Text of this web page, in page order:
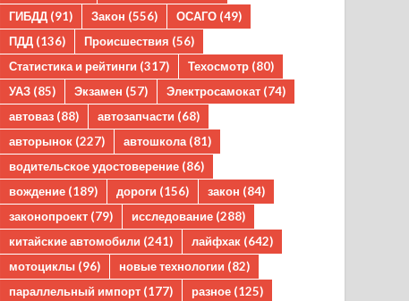
ГИБДД (91) Закон (556) ОСАГО (49)
ПДД (136) Происшествия (56)
Статистика и рейтинги (317) Техосмотр (80)
УАЗ (85) Экзамен (57) Электросамокат (74)
автоваз (88) автозапчасти (68)
авторынок (227) автошкола (81)
водительское удостоверение (86)
вождение (189) дороги (156) закон (84)
законопроект (79) исследование (288)
китайские автомобили (241) лайфхак (642)
мотоциклы (96) новые технологии (82)
параллельный импорт (177) разное (125)